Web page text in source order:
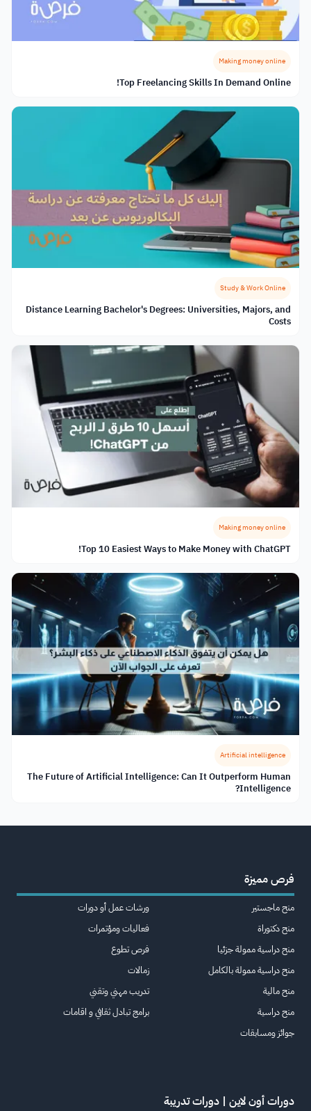
Making money online
Top Freelancing Skills In Demand Online!
Study & Work Online
Distance Learning Bachelor's Degrees: Universities, Majors, and
Costs
Making money online
Top 10 Easiest Ways to Make Money with ChatGPT!
Artificial intelligence
The Future of Artificial Intelligence: Can It Outperform Human
Intelligence?
فرص مميزة
منح ماجستير
منح دكتوراة
منح دراسية ممولة جزئيا
منح دراسية ممولة بالكامل
منح مالية
منح دراسية
جوائز ومسابقات
ورشات عمل أو دورات
فعاليات ومؤتمرات
فرص تطوع
زمالات
تدريب مهني وتقني
برامج تبادل ثقافي و اقامات
دورات أون لاين | دورات تدريبة